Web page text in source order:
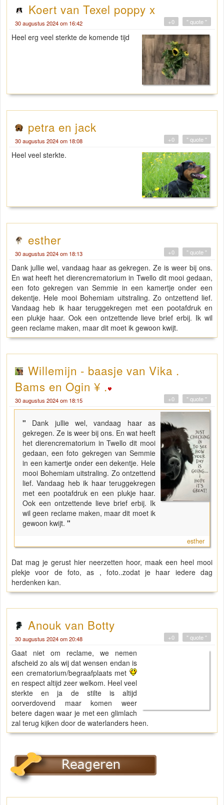
Koert van Texel poppy x
30 augustus 2024 om 16:42 " quote "
+0
Heel erg veel sterkte de komende tijd
petra en jack
30 augustus 2024 om 18:08 " quote "
+0
Heel veel sterkte.
esther
30 augustus 2024 om 18:13 " quote "
+0
Dank jullie wel, vandaag haar as gekregen. Ze is weer bij ons.
En wat heeft het dierencrematorium in Twello dit mooi gedaan,
een foto gekregen van Semmie in een kamertje onder een
dekentje. Hele mooi Bohemiam uitstraling. Zo ontzettend lief.
Vandaag heb ik haar teruggekregen met een pootafdruk en
een plukje haar. Ook een ontzettende lieve brief erbij. Ik wil
geen reclame maken, maar dit moet ik gewoon kwijt.
Willemijn - baasje van Vika .
Bams en Ogin ¥ .
30 augustus 2024 om 18:15 " quote "
+0
" Dank jullie wel, vandaag haar as
gekregen. Ze is weer bij ons. En wat heeft
het dierencrematorium in Twello dit mooi
gedaan, een foto gekregen van Semmie
in een kamertje onder een dekentje. Hele
mooi Bohemiam uitstraling. Zo ontzettend
lief. Vandaag heb ik haar teruggekregen
met een pootafdruk en een plukje haar.
Ook een ontzettende lieve brief erbij. Ik
wil geen reclame maken, maar dit moet ik
gewoon kwijt. "
esther
Dat mag je gerust hier neerzetten hoor, maak een heel mooi
plekje voor de foto, as , foto..zodat je haar iedere dag
herdenken kan.
Anouk van Botty
30 augustus 2024 om 20:48 " quote "
+0
Gaat niet om reclame, we nemen
afscheid zo als wij dat wensen endan is
een crematorium/begraafplaats met
en respect altijd zeer welkom. Heel veel
sterkte en ja de stilte is altijd
oorverdovend maar komen weer
betere dagen waar je met een glimlach
zal terug kijken door de waterlanders heen.